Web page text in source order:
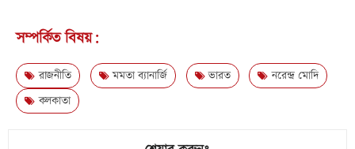
সম্পর্কিত বিষয়:
রাজনীতি মমতা ব্যানার্জি ভারত
নরেন্দ্র মোদি
কলকাতা